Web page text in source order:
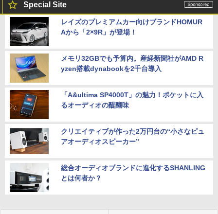
Special Site
レイズのプレミアムカー向けブランドHOMUR
Aから「2×9R」が登場！
メモリ32GBでも予算内。産経新聞社がAMD R
yzen搭載dynabookを2千台導入
「A&ultima SP4000T」の魅力！ポケットに入
るオーディオの醍醐味
クリエイティブが作った2万円台の“小さなピュ
アオーディオスピーカー”
総合オーディオブランドに進化するSHANLING
とは何者か？